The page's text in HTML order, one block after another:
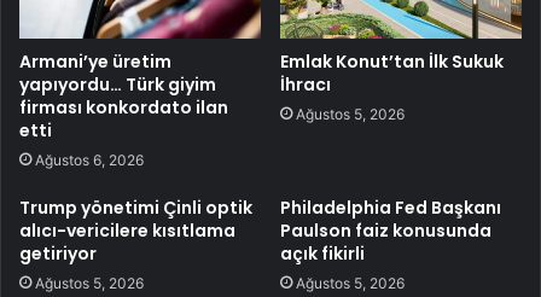
Armani’ye üretim
yapıyordu… Türk giyim
firması konkordato ilan
etti
Ağustos 6, 2026
Emlak Konut’tan İlk Sukuk
İhracı
Ağustos 5, 2026
Trump yönetimi Çinli optik
alıcı-vericilere kısıtlama
getiriyor
Ağustos 5, 2026
Philadelphia Fed Başkanı
Paulson faiz konusunda
açık fikirli
Ağustos 5, 2026